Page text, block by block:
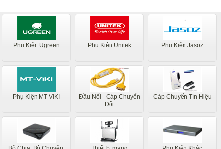
Phụ Kiện Ugreen Phụ Kiện Unitek Phụ Kiện Jasoz
Phụ Kiện MT-VIKI
Đầu Nối - Cáp Chuyển
Đổi
Cáp Chuyển Tín Hiệu